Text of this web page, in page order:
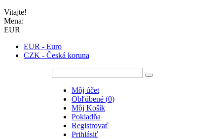
Vitajte!
Mena:
EUR
EUR - Euro
CZK - Česká koruna
Môj účet
Obľúbené (0)
Môj Košík
Pokladňa
Registrovať
Prihlásiť